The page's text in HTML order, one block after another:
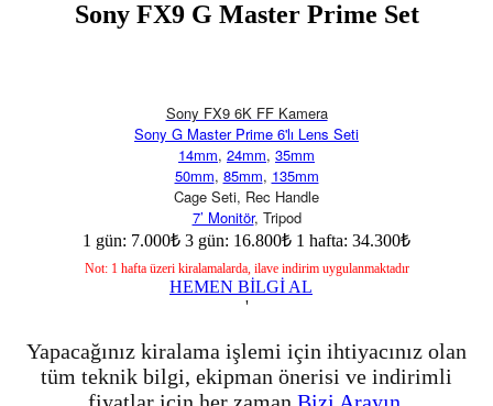
Sony FX9 G Master Prime Set
Sony FX9 6K FF Kamera
Sony G Master Prime 6'lı Lens Seti
14mm, 24mm, 35mm
50mm, 85mm, 135mm
Cage Seti, Rec Handle
7’ Monitör, Tripod
1 gün: 7.000₺ 3 gün: 16.800₺ 1 hafta: 34.300₺
Not: 1 hafta üzeri kiralamalarda, ilave indirim uygulanmaktadır
HEMEN BİLGİ AL
'
Yapacağınız kiralama işlemi için ihtiyacınız olan
tüm teknik bilgi, ekipman önerisi ve indirimli